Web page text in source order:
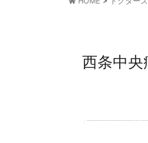
西条中